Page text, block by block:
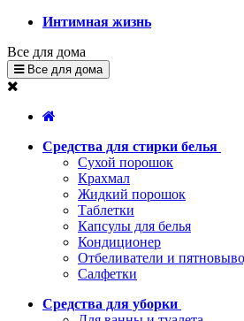
Интимная жизнь
Все для дома
Все для дома
Средства для стирки белья
Сухой порошок
Крахмал
Жидкий порошок
Таблетки
Капсулы для белья
Кондиционер
Отбеливатели и
Салфетки
Средства для уборки